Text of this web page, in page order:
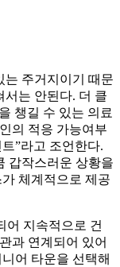
는 주거지이기 때문
서는 안된다. 더 클
챙길 수 있는 의료
의 적응 가능여부
”라고 조언한다.
갑작스러운 상황을
체계적으로 제공
어 지속적으로 건
과 연계되어 있어
어 타운을 선택해